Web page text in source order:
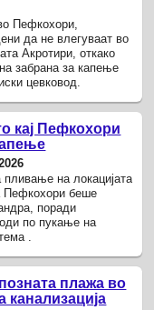
Пефкохори,
да не влегуваат во
Акротири, откако
забрана за капење
цевковод.
кај Пефкохори
на локацијата
Пефкохори беше
поради
по пукање на
.
плажа во